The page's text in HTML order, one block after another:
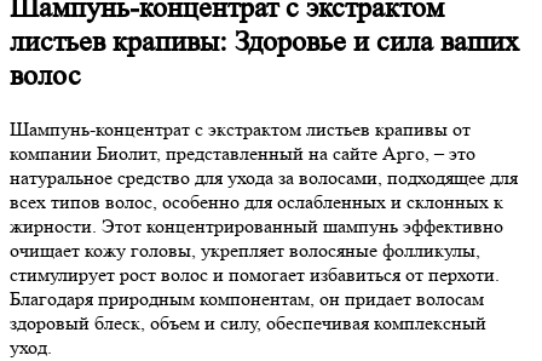
Шампунь-концентрат с экстрактом
листьев крапивы: Здоровье и сила ваших
волос
Шампунь-концентрат с экстрактом листьев крапивы от
компании Биолит, представленный на сайте Арго, – это
натуральное средство для ухода за волосами, подходящее для
всех типов волос, особенно для ослабленных и склонных к
жирности. Этот концентрированный шампунь эффективно
очищает кожу головы, укрепляет волосяные фолликулы,
стимулирует рост волос и помогает избавиться от перхоти.
Благодаря природным компонентам, он придает волосам
здоровый блеск, объем и силу, обеспечивая комплексный
уход.